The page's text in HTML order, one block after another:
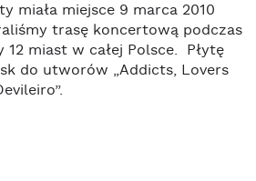
miała miejsce 9 marca 2010
trasę koncertową podczas
miast w całej Polsce. Płytę
do utworów „Addicts, Lovers